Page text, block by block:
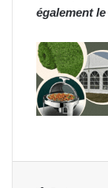
également